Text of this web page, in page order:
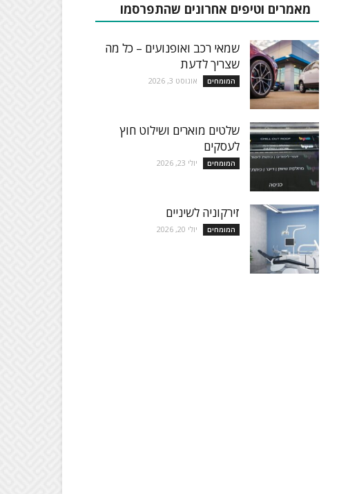
מאמרים וטיפים אחרונים שהתפרסמו
שמאי רכב ואופנועים – כל מה
שצריך לדעת
המומחים אוגוסט 3, 2026
שלטים מוארים ושילוט חוץ
לעסקים
המומחים יולי 23, 2026
זירקוניה לשיניים
המומחים יולי 20, 2026